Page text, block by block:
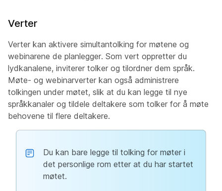
Verter
Verter kan aktivere simultantolking for møtene og
webinarene de planlegger. Som vert oppretter du
lydkanalene, inviterer tolker og tilordner dem språk.
Møte- og webinarverter kan også administrere
tolkingen under møtet, slik at du kan legge til nye
språkkanaler og tildele deltakere som tolker for å møte
behovene til flere deltakere.
Du kan bare legge til tolking for møter i
det personlige rom etter at du har startet
møtet.